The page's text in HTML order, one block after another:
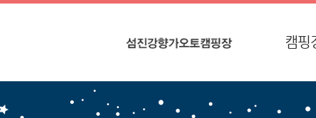
캠핑
공지사항
친절한 상담과 안내
인